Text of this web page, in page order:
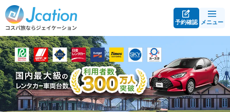
予約確認 メニュー